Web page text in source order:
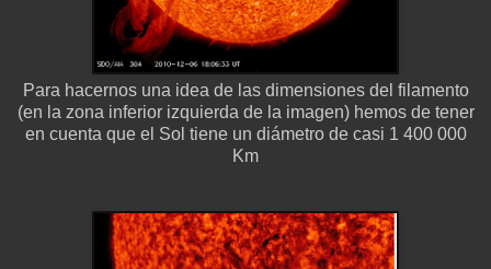
Para hacernos una idea de las dimensiones del filamento
(en la zona inferior izquierda de la imagen) hemos de tener
en cuenta que el Sol tiene un diámetro de casi 1 400 000
Km